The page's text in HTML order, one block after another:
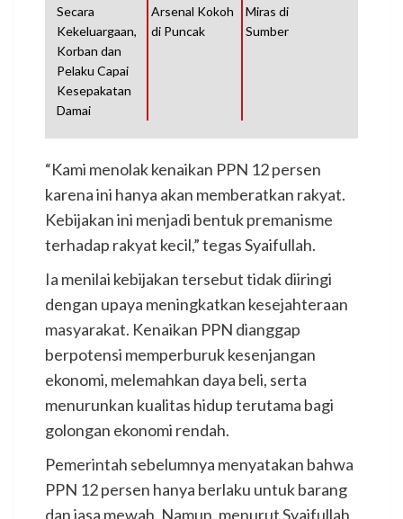
Secara
Kekeluargaan,
Korban dan
Pelaku Capai
Kesepakatan
Damai
Arsenal Kokoh
di Puncak
Miras di
Sumber
“Kami menolak kenaikan PPN 12 persen
karena ini hanya akan memberatkan rakyat.
Kebijakan ini menjadi bentuk premanisme
terhadap rakyat kecil,” tegas Syaifullah.
Ia menilai kebijakan tersebut tidak diiringi
dengan upaya meningkatkan kesejahteraan
masyarakat. Kenaikan PPN dianggap
berpotensi memperburuk kesenjangan
ekonomi, melemahkan daya beli, serta
menurunkan kualitas hidup terutama bagi
golongan ekonomi rendah.
Pemerintah sebelumnya menyatakan bahwa
PPN 12 persen hanya berlaku untuk barang
dan jasa mewah. Namun, menurut Syaifullah,